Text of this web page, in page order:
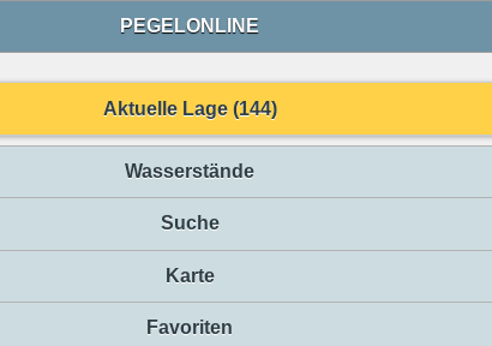
PEGELONLINE
Aktuelle Lage (144)
Wasserstände
Suche
Karte
Favoriten